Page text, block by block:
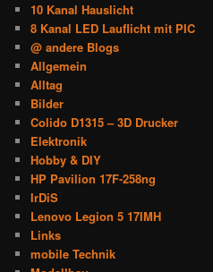
10 Kanal Hauslicht
8 Kanal LED Lauflicht mit PIC
@ andere Blogs
Allgemein
Alltag
Bilder
Colido D1315 – 3D Drucker
Elektronik
Hobby & DIY
HP Pavilion 17F-258ng
IrDiS
Lenovo Legion 5 17IMH
Links
mobile Technik